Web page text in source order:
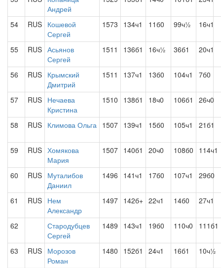
Андрей
54 RUS Кошевой
Сергей
1573 134ч1 11б0 99ч½ 16ч1
55 RUS Асьянов
Сергей
1511 136б1 16ч½ 36б1 20ч1
56 RUS Крымский
Дмитрий
1511 137ч1 13б0 104ч1 7б0
57 RUS Нечаева
Кристина
1510 138б1 18ч0 106б1 26ч0
58 RUS Климова Ольга 1507 139ч1 15б0 105ч1 21б1
59 RUS Хомякова
Мария
1507 140б1 20ч0 108б0 114ч1
60 RUS Муталибов
Даниил
1496 141ч1 17б0 107ч1 29б0
61 RUS Нем
Александр
1497 142б+ 22ч1 14б0 27ч1
62
Стародубцев
Сергей
1489 143ч1 19б0 110ч0 111б1
63 RUS Морозов
Роман
1480 152б1 24ч1 16б1 10ч½